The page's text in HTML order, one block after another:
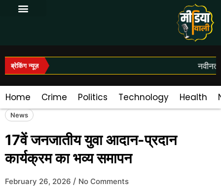
ब्रेकिंग न्यूज़
Home Crime Politics Technology Health
News
17वें जनजातीय युवा आदान-प्रदान
कार्यक्रम का भव्य समापन
February 26, 2026 / No Comments